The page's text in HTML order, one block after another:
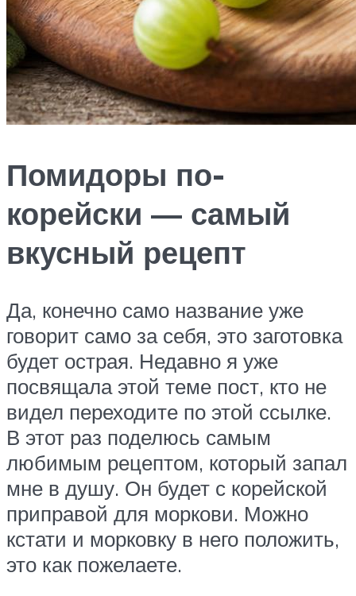
Помидоры по-
корейски — самый
вкусный рецепт
Да, конечно само название уже
говорит само за себя, это заготовка
будет острая. Недавно я уже
посвящала этой теме пост, кто не
видел переходите по этой ссылке.
В этот раз поделюсь самым
любимым рецептом, который запал
мне в душу. Он будет с корейской
приправой для моркови. Можно
кстати и морковку в него положить,
это как пожелаете.